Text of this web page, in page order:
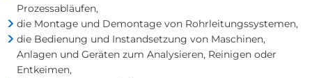
Prozessabläufen,
die Montage und Demontage von Rohrleitungssystemen,
die Bedienung und Instandsetzung von Maschinen,
Anlagen und Geräten zum Analysieren, Reinigen oder
Entkeimen,